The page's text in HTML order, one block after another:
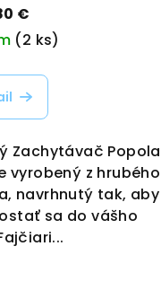
€
(2 ks)
Zachytávač Popola
vyrobený z hrubého
navrhnutý tak, aby
sa do vášho